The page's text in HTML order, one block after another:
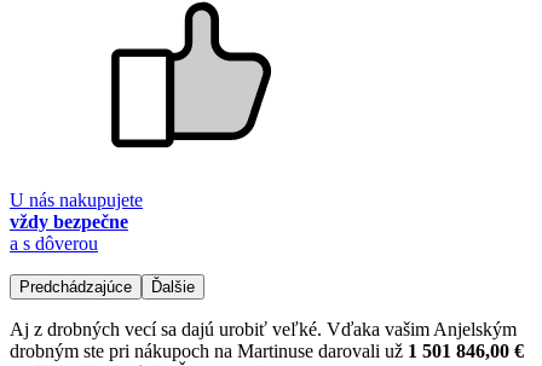
U nás nakupujete
vždy bezpečne
a s dôverou
Predchádzajúce Ďalšie
Aj z drobných vecí sa dajú urobiť veľké. Vďaka vašim Anjelským
drobným ste pri nákupoch na Martinuse darovali už 1 501 846,00 €